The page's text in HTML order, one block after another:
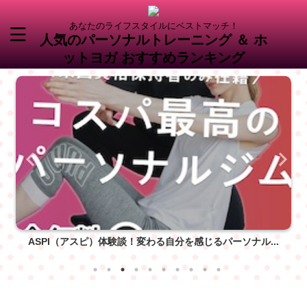
あなたのライフスタイルにベストマッチ！
人気のパーソナルトレーニング ＆ ホ
ットヨガ おすすめランキング
Runway（ランウェイ）で理想の自分を実現！最先端の...